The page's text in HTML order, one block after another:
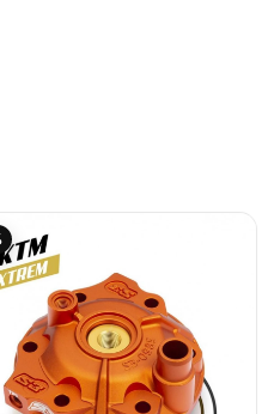
156,03€
Preis
ist:
140,43€.